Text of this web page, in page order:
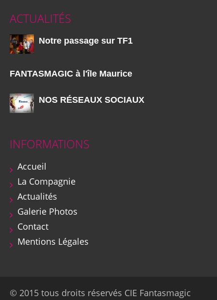
ACTUALITÉS
Notre passage sur TF1
FANTASMAGIC à l'île Maurice
NOS RÉSEAUX SOCIAUX
INFORMATIONS
Accueil
La Compagnie
Actualités
Galerie Photos
Contact
Mentions Légales
© 2015 tous droits réservés CIE Fantasmagic